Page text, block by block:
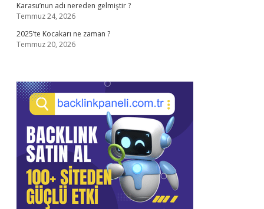
Karasu’nun adı nereden gelmiştir ?
Temmuz 24, 2026
2025’te Kocakarı ne zaman ?
Temmuz 20, 2026